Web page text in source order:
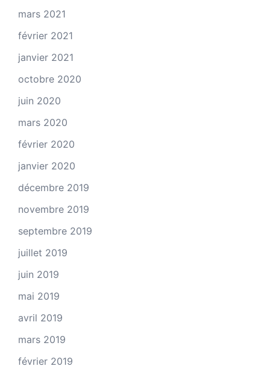
mars 2021
février 2021
janvier 2021
octobre 2020
juin 2020
mars 2020
février 2020
janvier 2020
décembre 2019
novembre 2019
septembre 2019
juillet 2019
juin 2019
mai 2019
avril 2019
mars 2019
février 2019